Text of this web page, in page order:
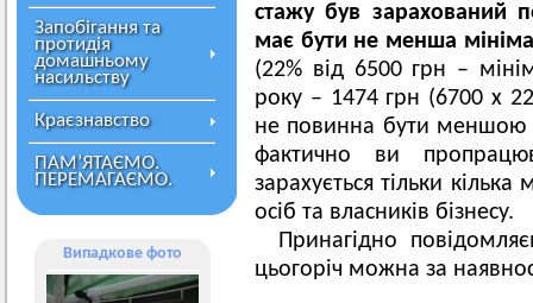
Запобігання та
протидія
домашньому
насильству
Краєзнавство
ПАМ’ЯТАЄМО.
ПЕРЕМАГАЄМО.
Випадкове фото
стажу був зарахований
має бути не менша
(22% від 6500 грн –
року – 1474 грн (6700 х
не повинна бути меншою
фактично ви
зарахується тільки кілька
осіб та власників бізнесу.
Принагідно
цьогоріч можна за